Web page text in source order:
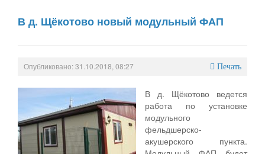
В д. Щёкотово новый модульный ФАП
Опубликовано: 31.10.2018, 08:27 Печать
В д. Щёкотово ведется
работа по установке
модульного
фельдшерско-
акушерского пункта.